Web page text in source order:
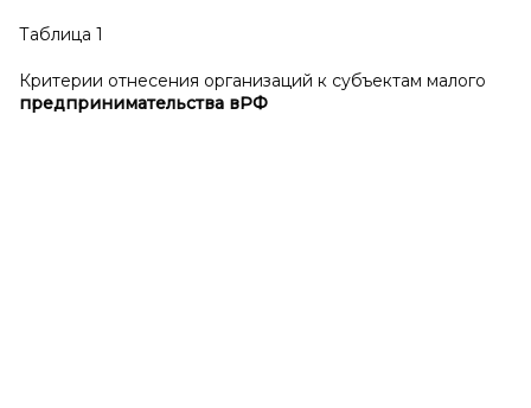
Таблица 1
Критерии отнесения организаций к субъектам малого
предпринимательства вРФ